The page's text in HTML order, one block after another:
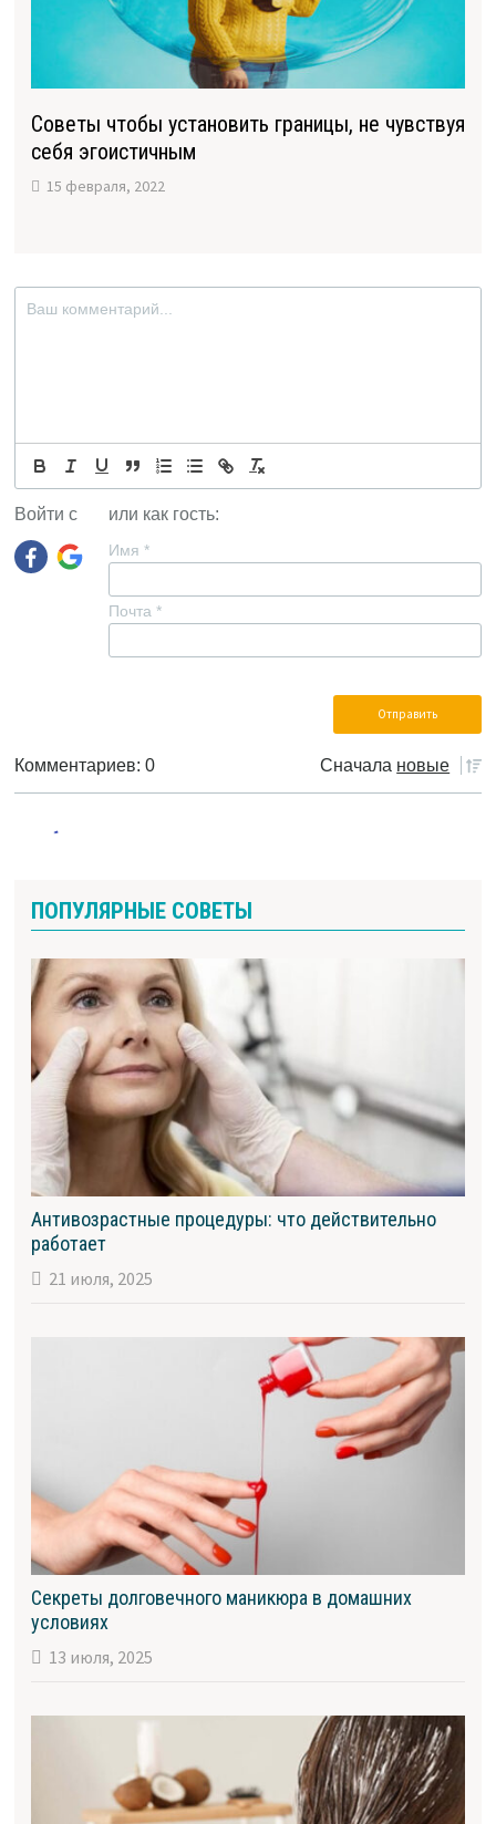
Советы чтобы установить границы, не чувствуя
себя эгоистичным
15 февраля, 2022
Войти с или как гость:
Имя *
Почта *
Комментариев: 0 Сначала новые
ПОПУЛЯРНЫЕ СОВЕТЫ
Антивозрастные процедуры: что действительно
работает
21 июля, 2025
Секреты долговечного маникюра в домашних
условиях
13 июля, 2025